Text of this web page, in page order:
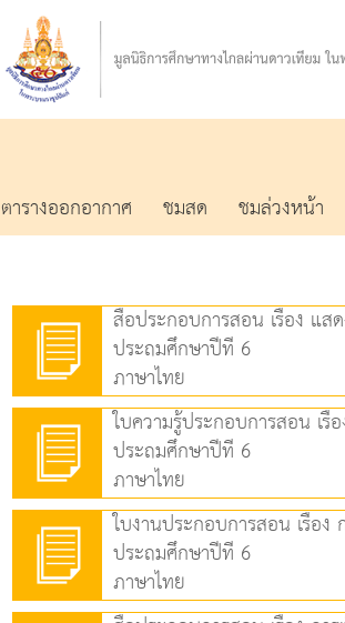
ตารางออกอากาศ ชมสด ชมล่วงหน้า
ประถมศึกษาปีที่ 6
ภาษาไทย
ประถมศึกษาปีที่ 6
ภาษาไทย
ประถมศึกษาปีที่ 6
ภาษาไทย